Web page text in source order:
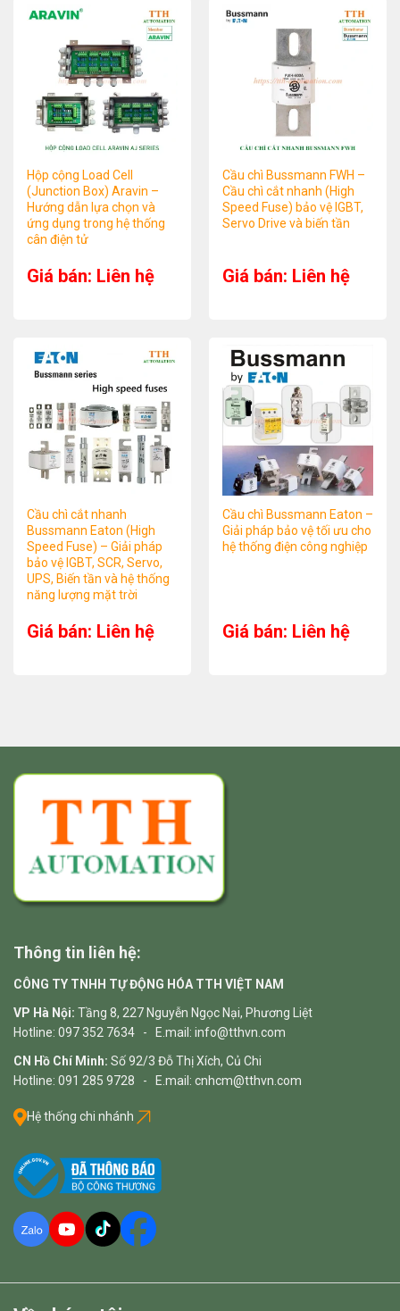
Hộp cộng Load Cell
(Junction Box) Aravin –
Hướng dẫn lựa chọn và
ứng dụng trong hệ thống
cân điện tử
Giá bán: Liên hệ
Cầu chì Bussmann FWH –
Cầu chì cắt nhanh (High
Speed Fuse) bảo vệ IGBT,
Servo Drive và biến tần
Giá bán: Liên hệ
Cầu chì cắt nhanh
Bussmann Eaton (High
Speed Fuse) – Giải pháp
bảo vệ IGBT, SCR, Servo,
UPS, Biến tần và hệ thống
năng lượng mặt trời
Giá bán: Liên hệ
Cầu chì Bussmann Eaton –
Giải pháp bảo vệ tối ưu cho
hệ thống điện công nghiệp
Giá bán: Liên hệ
Thông tin liên hệ:
CÔNG TY TNHH TỰ ĐỘNG HÓA TTH VIỆT NAM
VP Hà Nội: Tầng 8, 227 Nguyễn Ngọc Nại, Phương Liệt
Hotline: 097 352 7634 - E.mail: info@tthvn.com
CN Hồ Chí Minh: Số 92/3 Đỗ Thị Xích, Củ Chi
Hotline: 091 285 9728 - E.mail: cnhcm@tthvn.com
Hệ thống chi nhánh